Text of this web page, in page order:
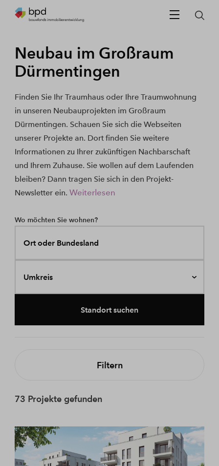
Neubau im Großraum
Dürmentingen
Finden Sie Ihr Traumhaus oder Ihre Traumwohnung
in unseren Neubauprojekten im Großraum
Dürmentingen. Schauen Sie sich die Webseiten
unserer Projekte an. Dort finden Sie weitere
Informationen zu Ihrer zukünftigen Nachbarschaft
und Ihrem Zuhause. Sie wollen auf dem Laufenden
bleiben? Dann tragen Sie sich in den Projekt-
Newsletter ein. Weiterlesen
Wo möchten Sie wohnen?
Ort oder Bundesland
Umkreis
Standort suchen
Filtern
73 Projekte gefunden